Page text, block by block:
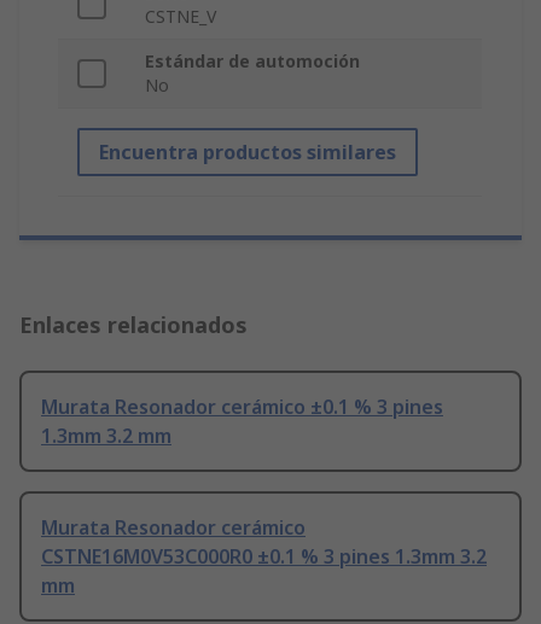
CSTNE_V
Estándar de automoción
No
Encuentra productos similares
Enlaces relacionados
Murata Resonador cerámico ±0.1 % 3 pines
1.3mm 3.2 mm
Murata Resonador cerámico
CSTNE16M0V53C000R0 ±0.1 % 3 pines 1.3mm 3.2
mm